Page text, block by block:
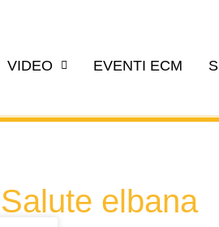
VIDEO EVENTI ECM
elbana